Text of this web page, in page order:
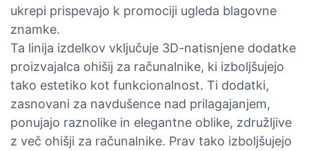
ukrepi prispevajo k promociji ugleda blagovne
znamke.
Ta linija izdelkov vključuje 3D-natisnjene dodatke
proizvajalca ohišij za računalnike, ki izboljšujejo
tako estetiko kot funkcionalnost. Ti dodatki,
zasnovani za navdušence nad prilagajanjem,
ponujajo raznolike in elegantne oblike, združljive
z več ohišji za računalnike. Prav tako izboljšujejo